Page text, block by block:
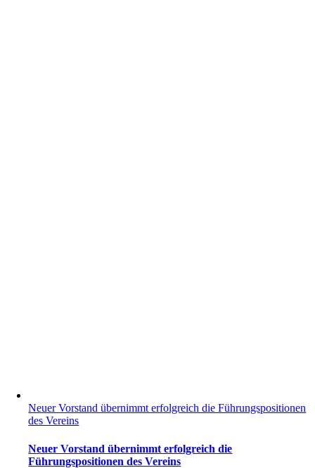
Neuer Vorstand übernimmt erfolgreich die Führungspositionen
des Vereins
Neuer Vorstand übernimmt erfolgreich die
Führungspositionen des Vereins